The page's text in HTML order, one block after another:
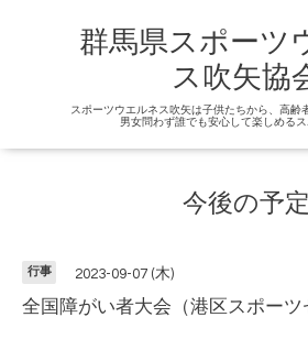
群馬県スポーツ
ス吹矢協
スポーツウエルネス吹矢は子供たちから、高齢
男女問わず誰でも安心して楽しめるス
今後の予定
行事 2023-09-07 (木)
全国障がい者大会（港区スポーツ